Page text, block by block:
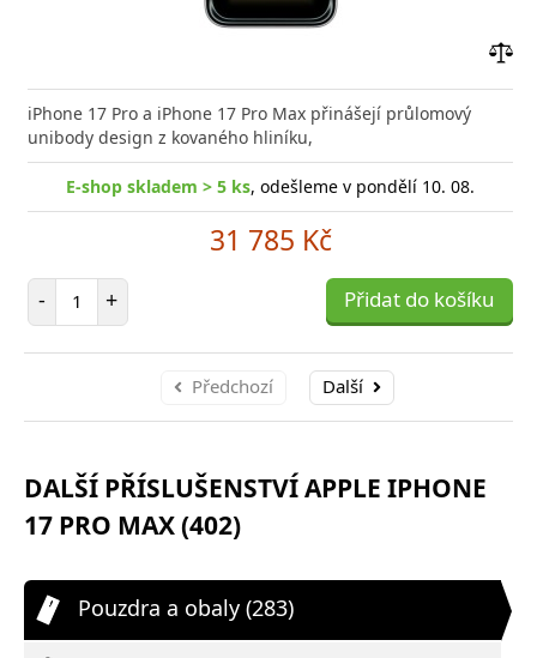
iPhone 17 Pro a iPhone 17 Pro Max přinášejí průlomový
unibody design z kovaného hliníku,
E-shop skladem > 5 ks, odešleme v pondělí 10. 08.
31 785 Kč
- Počet položek
+ Přidat do košíku
Předchozí Další
DALŠÍ PŘÍSLUŠENSTVÍ APPLE IPHONE
17 PRO MAX (402)
Pouzdra a obaly (283)